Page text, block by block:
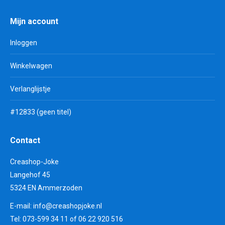
Mijn account
Inloggen
Winkelwagen
Verlanglijstje
#12833 (geen titel)
Contact
Creashop-Joke
Langehof 45
5324 EN Ammerzoden
E-mail: info@creashopjoke.nl
Tel: 073-599 34 11 of 06 22 920 516